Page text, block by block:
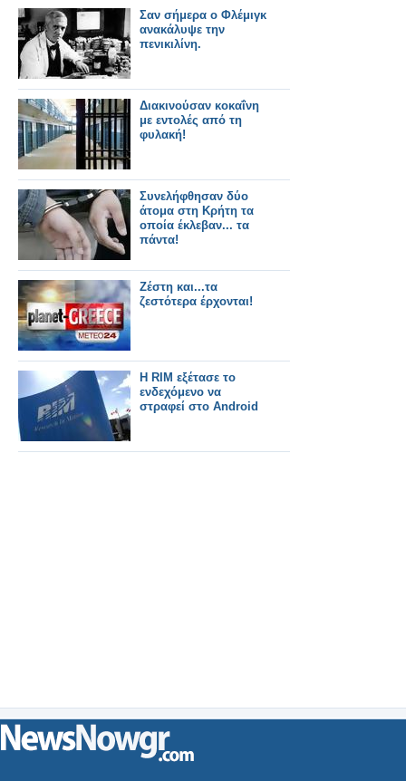
Σαν σήμερα ο Φλέμιγκ
ανακάλυψε την
πενικιλίνη.
Διακινούσαν κοκαΐνη
με εντολές από τη
φυλακή!
Συνελήφθησαν δύο
άτομα στη Κρήτη τα
οποία έκλεβαν... τα
πάντα!
Ζέστη και...τα
ζεστότερα έρχονται!
Η RIM εξέτασε το
ενδεχόμενο να
στραφεί στο Android